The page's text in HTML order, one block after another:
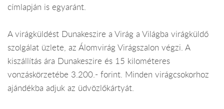
címlapján is egyaránt.
A virágküldést Dunakeszire a Virág a Világba virágküldő
szolgálat üzlete, az Álomvirág Virágszalon végzi. A
kiszállítás ára Dunakeszire és 15 kilométeres
vonzáskörzetébe 3.200.- forint. Minden virágcsokorhoz
ajándékba adjuk az üdvözlőkártyát.